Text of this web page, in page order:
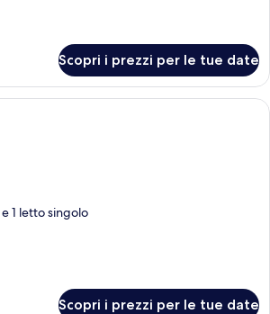
Scopri i prezzi per le tue date
Una camera d'albergo con un letto,
1 letto singolo
Scopri i prezzi per le tue date